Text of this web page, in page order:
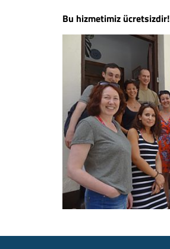
Bu hizmetimiz ücretsizdir!